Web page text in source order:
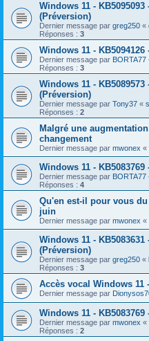
Windows 11 - KB5095093
(Préversion)
Dernier message par greg250 «
Réponses : 3
Windows 11 - KB5094126
Dernier message par BORTA77
Réponses : 3
Windows 11 - KB5089573
(Préversion)
Dernier message par Tony37 «
Réponses : 2
Malgré une
changement
Dernier message par mwonex «
Windows 11 - KB5083769
Dernier message par BORTA77
Réponses : 4
Qu'en est-il pour vous
juin
Dernier message par mwonex «
Windows 11 - KB5083631
(Préversion)
Dernier message par greg250 «
Réponses : 3
Accès vocal Windows 11
Dernier message par
Windows 11 - KB5083769
Dernier message par mwonex «
Réponses : 2